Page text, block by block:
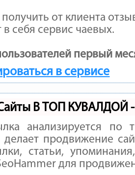
от клиента
себя сервис чаевых.
первый
в сервисе
В ТОП КУВАЛДОЙ
анализируется
делает продвижение
статьи,
для